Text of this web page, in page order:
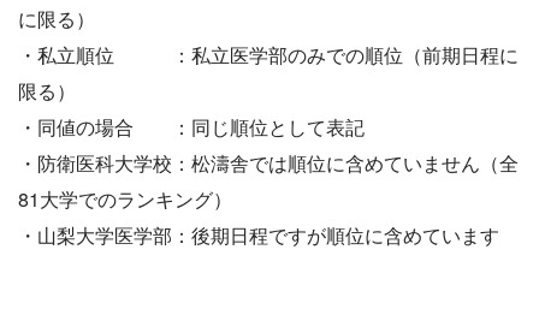
に限る）
・私立順位 ：私立医学部のみでの順位（前期日程に
限る）
・同値の場合 ：同じ順位として表記
・防衛医科大学校：松濤舎では順位に含めていません（全
81大学でのランキング）
・山梨大学医学部：後期日程ですが順位に含めています